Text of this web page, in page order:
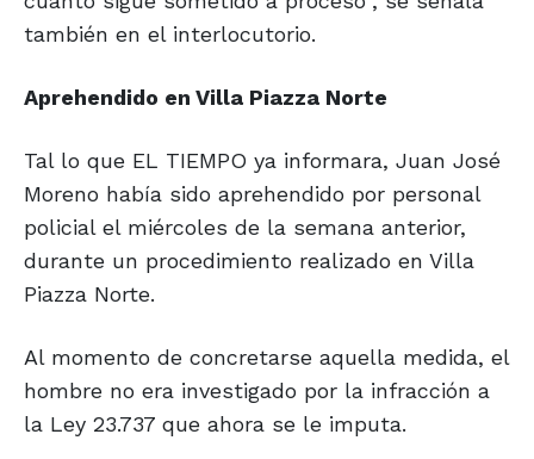
también en el interlocutorio.
Aprehendido en Villa Piazza Norte
Tal lo que EL TIEMPO ya informara, Juan José
Moreno había sido aprehendido por personal
policial el miércoles de la semana anterior,
durante un procedimiento realizado en Villa
Piazza Norte.
Al momento de concretarse aquella medida, el
hombre no era investigado por la infracción a
la Ley 23.737 que ahora se le imputa.